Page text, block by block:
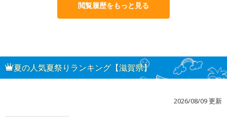
閲覧履歴をもっと見る
夏の人気夏祭りランキング【滋賀県】
2026/08/09 更新